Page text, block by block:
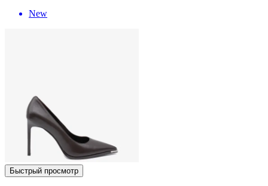
New
Быстрый просмотр